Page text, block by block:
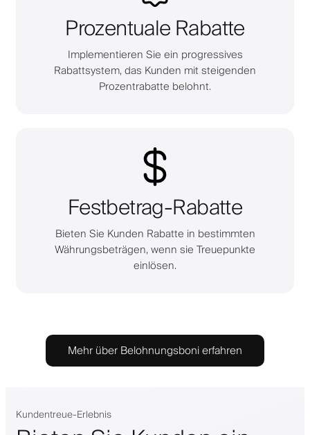
Prozentuale Rabatte
Implementieren Sie ein progressives
Rabattsystem, das Kunden mit steigenden
Prozentrabatte belohnt.
Festbetrag-Rabatte
Bieten Sie Kunden Rabatte in bestimmten
Währungsbeträgen, wenn sie Treuepunkte
einlösen.
Mehr über Belohnungsboni erfahren
Kundentreue-Erlebnis